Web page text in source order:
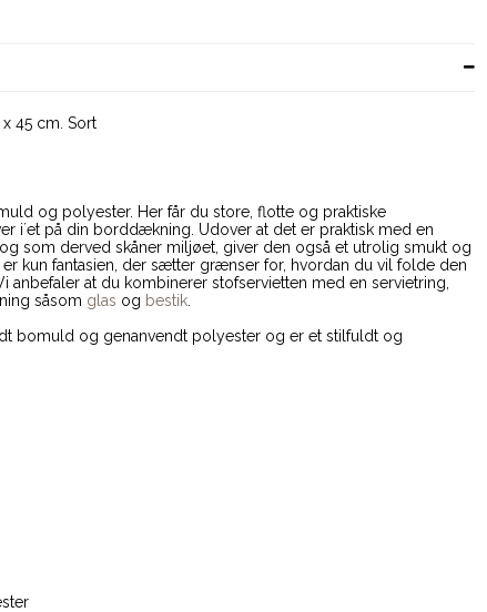
x 45 cm. Sort
og polyester. Her får du store, flotte og praktiske
i´et på din borddækning. Udover at det er praktisk med en
som derved skåner miljøet, giver den også et utrolig smukt og
kun fantasien, der sætter grænser for, hvordan du vil folde den
at du kombinerer stofservietten med en servietring,
såsom glas og bestik
bomuld og genanvendt polyester og er et stilfuldt og